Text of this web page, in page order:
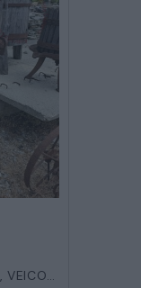
, VEICOLI D'EPOCA